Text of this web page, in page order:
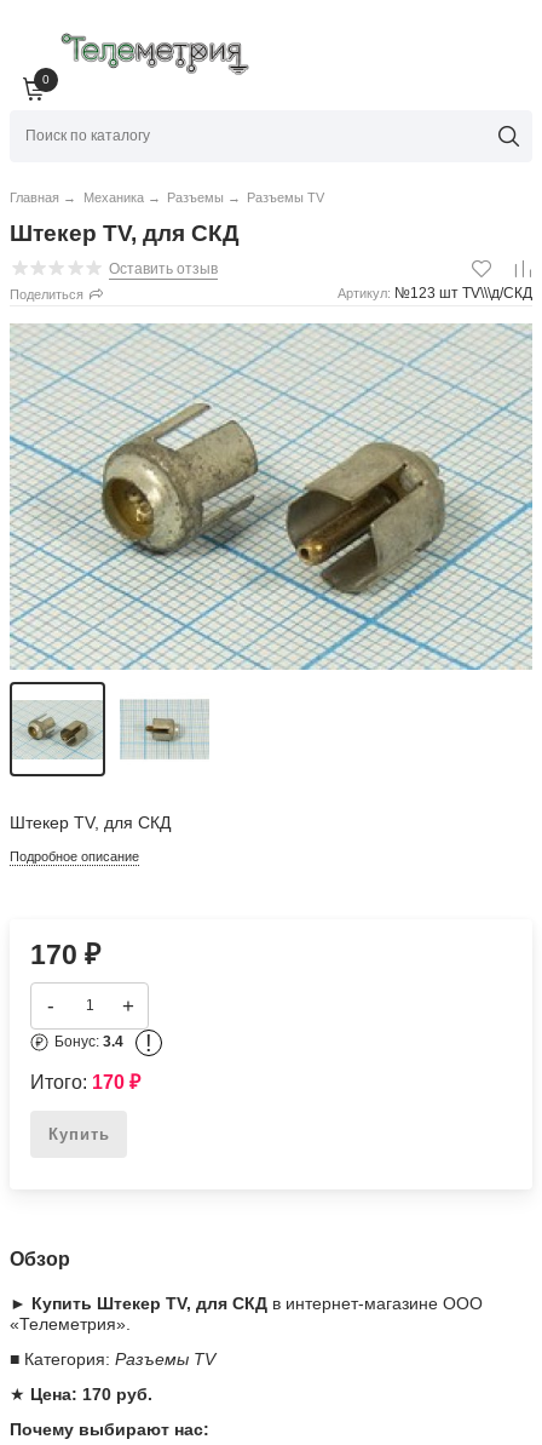
0
Главная → Механика → Разъемы → Разъемы TV
Штекер TV, для СКД
Оставить отзыв
Поделиться Артикул: №123 шт TV\\\д/СКД
Штекер TV, для СКД
Подробное описание
170₽
- +
Бонус:3.4 !
Итого: 170₽
Купить
Обзор
► Купить Штекер TV, для СКД в интернет-магазине ООО
«Телеметрия».
■ Категория:Разъемы TV
★ Цена: 170 руб.
Почему выбирают нас: